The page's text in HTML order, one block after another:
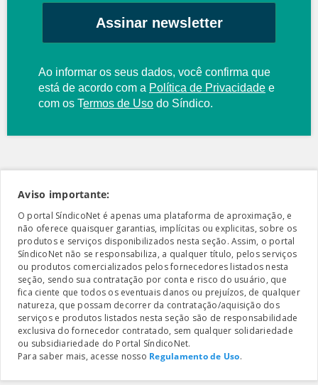
Assinar newsletter
Ao informar os seus dados, você confirma que
está de acordo com a Política de Privacidade e
com os Termos de Uso do Síndico.
Aviso importante:
O portal SíndicoNet é apenas uma plataforma de aproximação, e
não oferece quaisquer garantias, implícitas ou explicitas, sobre os
produtos e serviços disponibilizados nesta seção. Assim, o portal
SíndicoNet não se responsabiliza, a qualquer título, pelos serviços
ou produtos comercializados pelos fornecedores listados nesta
seção, sendo sua contratação por conta e risco do usuário, que
fica ciente que todos os eventuais danos ou prejuízos, de qualquer
natureza, que possam decorrer da contratação/aquisição dos
serviços e produtos listados nesta seção são de responsabilidade
exclusiva do fornecedor contratado, sem qualquer solidariedade
ou subsidiariedade do Portal SíndicoNet.
Para saber mais, acesse nosso Regulamento de Uso.